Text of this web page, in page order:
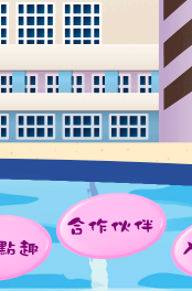
趣
合作伙伴